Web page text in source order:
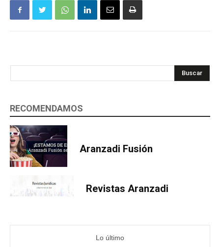
Buscar
RECOMENDAMOS
Aranzadi Fusión
Revistas Aranzadi
Lo último